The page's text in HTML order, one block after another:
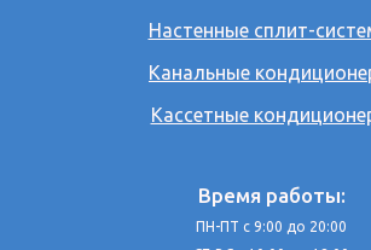
Время работы:
ПН-ПТ с 9:00 до 20:00
Кассетные
Канальные
Настенные сплит-